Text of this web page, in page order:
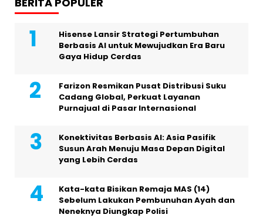
Hisense Lansir Strategi Pertumbuhan
Berbasis AI untuk Mewujudkan Era Baru
Gaya Hidup Cerdas
Farizon Resmikan Pusat Distribusi Suku
Cadang Global, Perkuat Layanan
Purnajual di Pasar Internasional
Konektivitas Berbasis AI: Asia Pasifik
Susun Arah Menuju Masa Depan Digital
yang Lebih Cerdas
Kata-kata Bisikan Remaja MAS (14)
Sebelum Lakukan Pembunuhan Ayah dan
Neneknya Diungkap Polisi